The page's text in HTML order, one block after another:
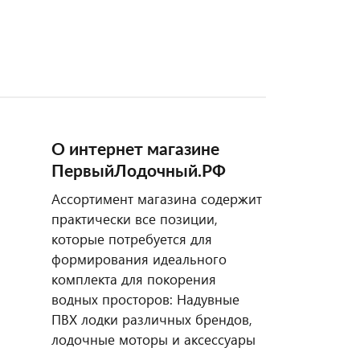
О интернет магазине
ПервыйЛодочный.РФ
Ассортимент магазина содержит
практически все позиции,
которые потребуется для
формирования идеального
комплекта для покорения
водных просторов: Надувные
ПВХ лодки различных брендов,
лодочные моторы и аксессуары